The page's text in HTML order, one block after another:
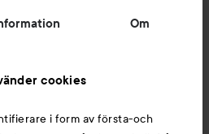
Om
cookies
i form av första-och